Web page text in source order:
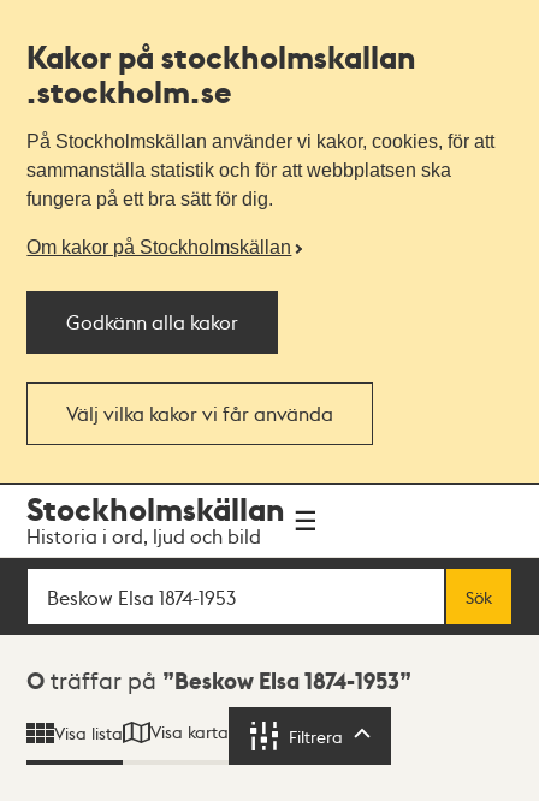
Kakor på stockholmskallan
.stockholm.se
På Stockholmskällan använder vi kakor, cookies, för att
sammanställa statistik och för att webbplatsen ska
fungera på ett bra sätt för dig.
Om kakor på Stockholmskällan
Godkänn alla kakor
Välj vilka kakor vi får använda
navigationen
huvudinnehållet
Stockholmskällan
Historia i ord, ljud och bild
Sök
Sök
Sökresultat
0 träffar på Beskow Elsa 1874-1953
Visa lista Visa karta Filtrera